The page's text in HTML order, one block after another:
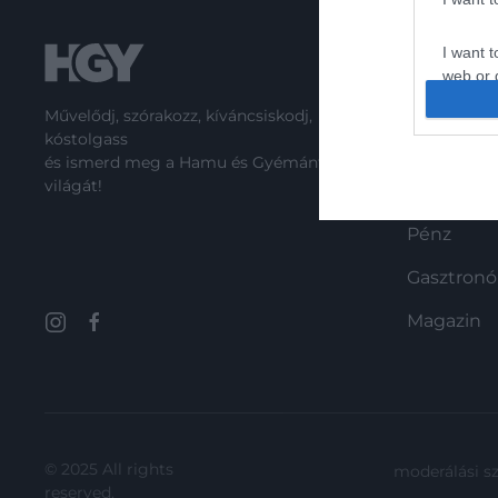
I want
web or
I want
I want
I want
Művelődj, szórakozz, kíváncsiskodj,
kóstolgass
és ismerd meg a Hamu és Gyémánt
világát!
Pénz
Magazin
© 2025 All rights
reserved.
moderálási